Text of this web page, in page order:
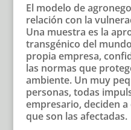
El modelo de
relación con la
Una muestra es la
transgénico del
propia empresa,
las normas que
ambiente. Un muy
personas, todas
empresario, deciden
que son las afectadas.